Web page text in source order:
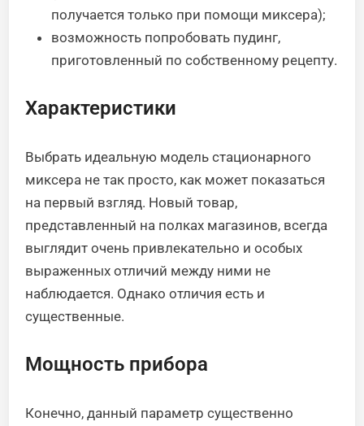
получается только при помощи миксера);
возможность попробовать пудинг,
приготовленный по собственному рецепту.
Характеристики
Выбрать идеальную модель стационарного
миксера не так просто, как может показаться
на первый взгляд. Новый товар,
представленный на полках магазинов, всегда
выглядит очень привлекательно и особых
выраженных отличий между ними не
наблюдается. Однако отличия есть и
существенные.
Мощность прибора
Конечно, данный параметр существенно